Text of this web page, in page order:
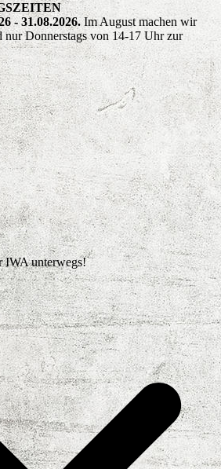
- 31.08.2026.Im August machen wir
nur Donnerstags von 14-17 Uhr zur
IWA unterwegs!